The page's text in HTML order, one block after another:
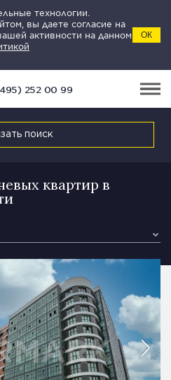
технологии.
вы даете согласие на
активности на данном
ОК
252 00 99
поиск
квартир в